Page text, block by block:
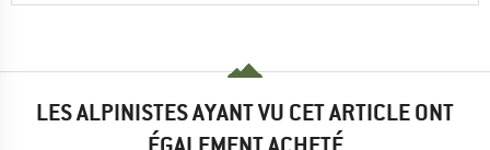
LES ALPINISTES AYANT VU CET ARTICLE ONT